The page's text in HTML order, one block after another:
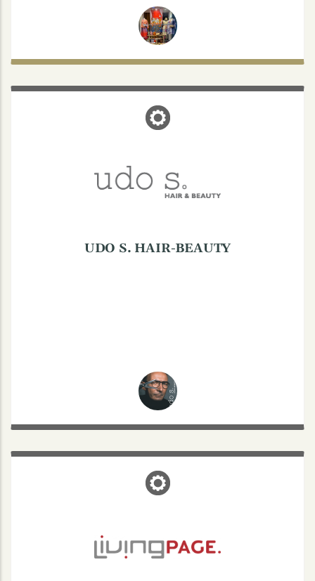
UDO S. HAIR-BEAUTY
UDO S. HAIR-BEAUTY
AGENTUR LIVINGPAGE
Agentur für Design & Entwicklung
Beratung & Diagnostik
Microsoft Office (Teams)